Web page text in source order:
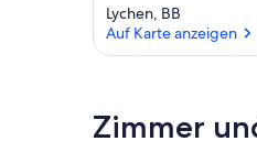
Lychen, BB
Auf Karte anzeigen
Zimmer